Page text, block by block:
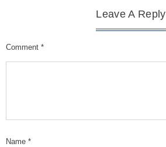
Leave A Reply
Comment *
Name *